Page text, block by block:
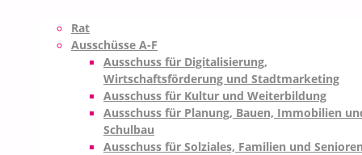
Rat
Ausschüsse A-F
Ausschuss für Digitalisierung,
Wirtschaftsförderung und Stadtmarketing
Ausschuss für Kultur und Weiterbildung
Ausschuss für Planung, Bauen, Immobilien
Schulbau
Ausschuss für Solziales, Familien und